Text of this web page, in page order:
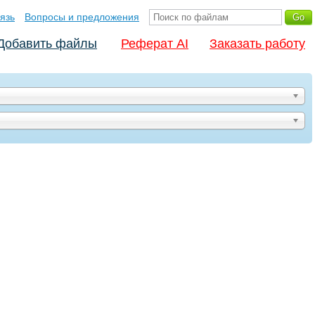
Вопросы и предложения
файлы Реферат AI Заказать работу